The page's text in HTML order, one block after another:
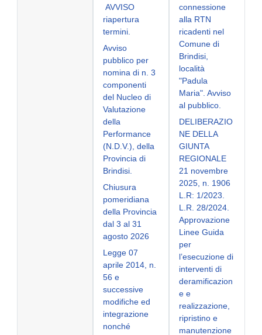
AVVISO
riapertura
termini.
Avviso
pubblico per
nomina di n. 3
componenti
del Nucleo di
Valutazione
della
Performance
(N.D.V.), della
Provincia di
Brindisi.
Chiusura
pomeridiana
della Provincia
dal 3 al 31
agosto 2026
Legge 07
aprile 2014, n.
56 e
successive
modifiche ed
integrazione
nonché
connessione
alla RTN
ricadenti nel
Comune di
Brindisi,
località
"Padula
Maria". Avviso
al pubblico.
DELIBERAZIO
NE DELLA
GIUNTA
REGIONALE
21 novembre
2025, n. 1906
L.R: 1/2023.
L.R. 28/2024.
Approvazione
Linee Guida
per
l’esecuzione di
interventi di
deramificazion
e e
realizzazione,
ripristino e
manutenzione